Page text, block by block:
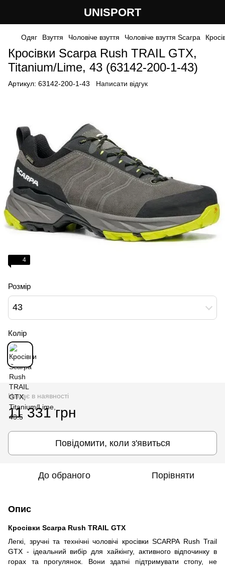
UNISPORT
Одяг Взуття Чоловіче взуття Чоловіче взуття Scarpa
Кросівки Scarpa Rush TRAIL GTX,
Titanium/Lime, 43 (63142-200-1-43)
Артикул: 63142-200-1-43 Написати відгук
4
Розмір
43
Колір
Немає в наявності
11 331 грн
Повідомити, коли з'явиться
До обраного Порівняти
Опис
Кросівки Scarpa Rush TRAIL GTX
Легкі, зручні та технічні чоловічі кросівки SCARPA Rush Trail
GTX - ідеальний вибір для хайкінгу, активного відпочинку в
горах та прогулянок. Вони здатні підтримувати стопу, не